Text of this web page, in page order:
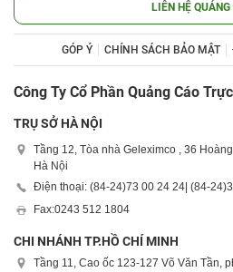
LIÊN HỆ QUẢNG
GÓP Ý CHÍNH SÁCH BẢO MẬT
Công Ty Cổ Phần Quảng Cáo
TRỤ SỞ HÀ NỘI
Tầng 12, Tòa nhà Geleximco , 36
Hà Nội
Điện thoại: (84-24)73 00 24 24 | (84-24)
Fax:0243 512 1804
CHI NHÁNH TP.HỒ CHÍ MINH
Tầng 11, Cao ốc 123-127 Võ Văn Tần,